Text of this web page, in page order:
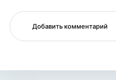
Добавить комментарий